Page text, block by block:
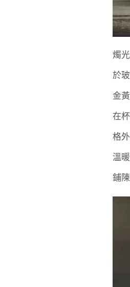
燭
於
金
在
格
溫
鋪